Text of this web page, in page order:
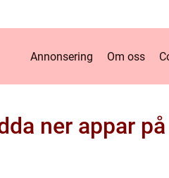
Annonsering Om oss
ner appar